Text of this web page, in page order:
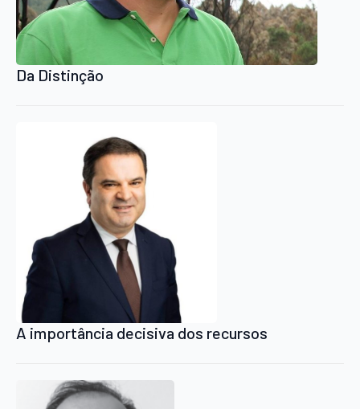
Da Distinção
A importância decisiva dos recursos